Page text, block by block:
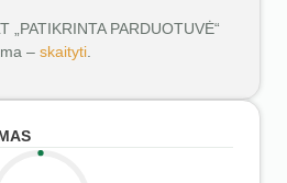
„PATIKRINTA PARDUOTUVĖ“
– skaityti